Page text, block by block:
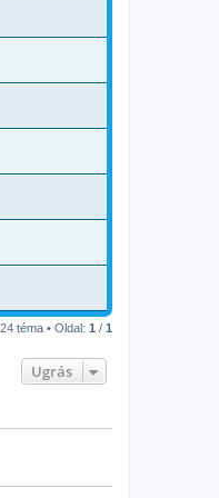
24 téma • Oldal: 1 / 1
Ugrás